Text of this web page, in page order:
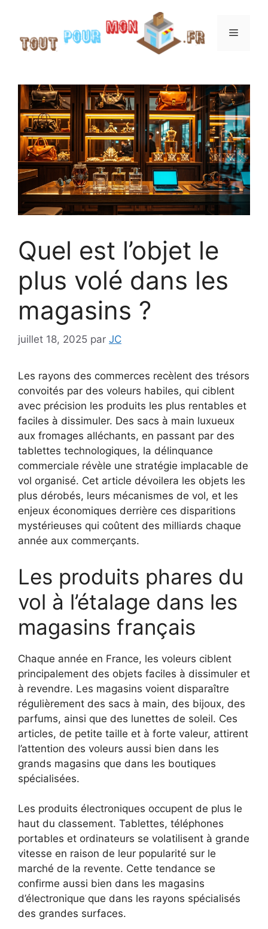
contenu
Menu
Quel est l’objet le
plus volé dans les
magasins ?
juillet 18, 2025 par JC
Les rayons des commerces recèlent des trésors
convoités par des voleurs habiles, qui ciblent
avec précision les produits les plus rentables et
faciles à dissimuler. Des sacs à main luxueux
aux fromages alléchants, en passant par des
tablettes technologiques, la délinquance
commerciale révèle une stratégie implacable de
vol organisé. Cet article dévoilera les objets les
plus dérobés, leurs mécanismes de vol, et les
enjeux économiques derrière ces disparitions
mystérieuses qui coûtent des milliards chaque
année aux commerçants.
Les produits phares du
vol à l’étalage dans les
magasins français
Chaque année en France, les voleurs ciblent
principalement des objets faciles à dissimuler et
à revendre. Les magasins voient disparaître
régulièrement des sacs à main, des bijoux, des
parfums, ainsi que des lunettes de soleil. Ces
articles, de petite taille et à forte valeur, attirent
l’attention des voleurs aussi bien dans les
grands magasins que dans les boutiques
spécialisées.
Les produits électroniques occupent de plus le
haut du classement. Tablettes, téléphones
portables et ordinateurs se volatilisent à grande
vitesse en raison de leur popularité sur le
marché de la revente. Cette tendance se
confirme aussi bien dans les magasins
d’électronique que dans les rayons spécialisés
des grandes surfaces.